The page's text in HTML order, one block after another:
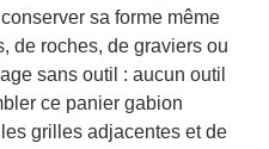
sa forme même
de roches, de graviers ou
sans outil : aucun outil
ce panier gabion
grilles adjacentes et de